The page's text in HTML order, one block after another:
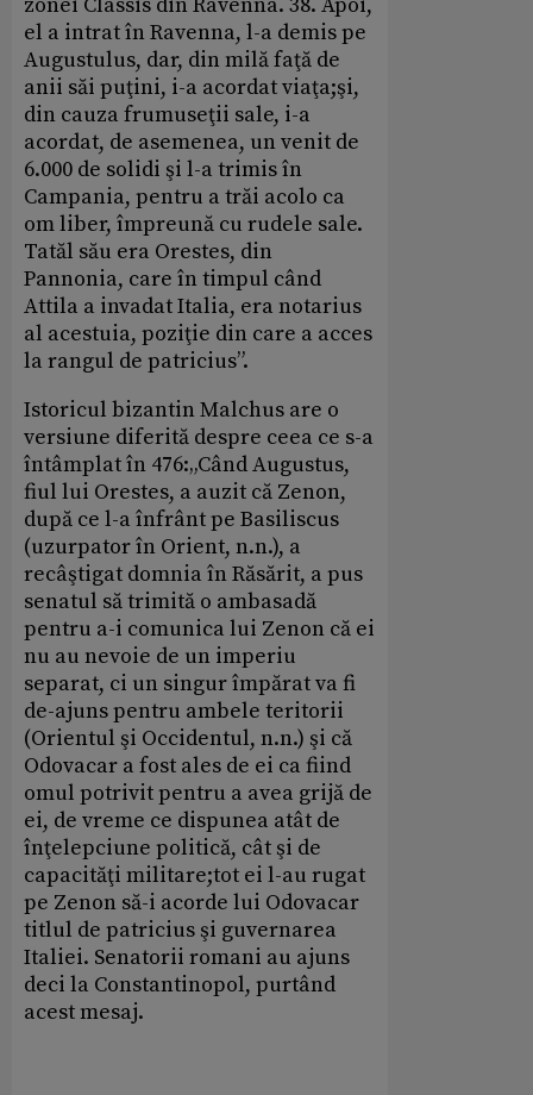
el a intrat în Ravenna, l-a demis pe
Augustulus, dar, din milă faţă de
anii săi puţini, i-a acordat viaţa;şi,
din cauza frumuseţii sale, i-a
acordat, de asemenea, un venit de
6.000 de solidi şi l-a trimis în
Campania, pentru a trăi acolo ca
om liber, împreună cu rudele sale.
Tatăl său era Orestes, din
Pannonia, care în timpul când
Attila a invadat Italia, era notarius
al acestuia, poziţie din care a acces
la rangul de patricius”.
Istoricul bizantin Malchus are o
versiune diferită despre ceea ce s-a
întâmplat în 476:„Când Augustus,
fiul lui Orestes, a auzit că Zenon,
după ce l-a înfrânt pe Basiliscus
(uzurpator în Orient, n.n.), a
recâştigat domnia în Răsărit, a pus
senatul să trimită o ambasadă
pentru a-i comunica lui Zenon că ei
nu au nevoie de un imperiu
separat, ci un singur împărat va fi
de-ajuns pentru ambele teritorii
(Orientul şi Occidentul, n.n.) şi că
Odovacar a fost ales de ei ca fiind
omul potrivit pentru a avea grijă de
ei, de vreme ce dispunea atât de
înţelepciune politică, cât şi de
capacităţi militare;tot ei l-au rugat
pe Zenon să-i acorde lui Odovacar
titlul de patricius şi guvernarea
Italiei. Senatorii romani au ajuns
deci la Constantinopol, purtând
acest mesaj.